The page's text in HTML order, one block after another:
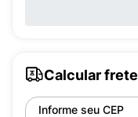
Calcular frete
Informe seu CEP